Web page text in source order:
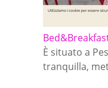
È situato a
tranquilla,